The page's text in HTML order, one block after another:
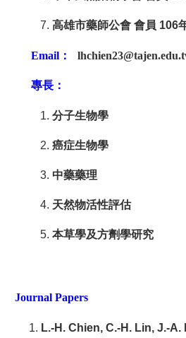
高雄市藥師公會 會員 106
Email：
專長：
分子生物學
癌症生物學
中藥藥理
天然物活性評估
本草學及方劑學研究
Journal Papers
L.-H. Chien, C.-H. Lin, J.-A.